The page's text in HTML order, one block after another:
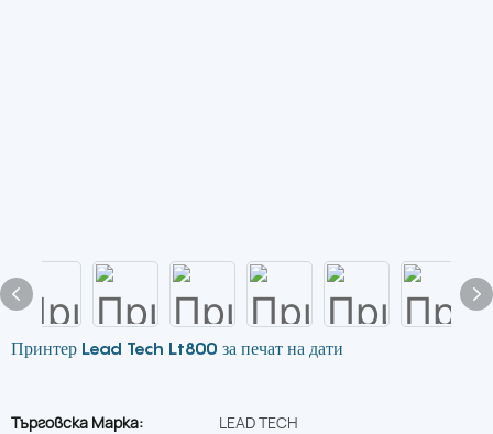
Принтер Lead Tech Lt800 за печат на дати
Търговска Марка:
LEAD TECH